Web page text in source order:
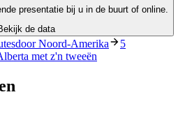
presentatie bij u in de buurt of online.
de data
Noord-Amerika
5
met z'n tweeën